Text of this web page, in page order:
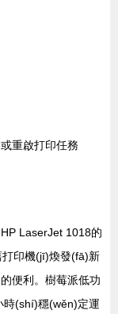
重啟打印任務
LaserJet 1018的
印機(jī)煥發(fā)新
便利。樹莓派低功
時(shí)穩(wěn)定運